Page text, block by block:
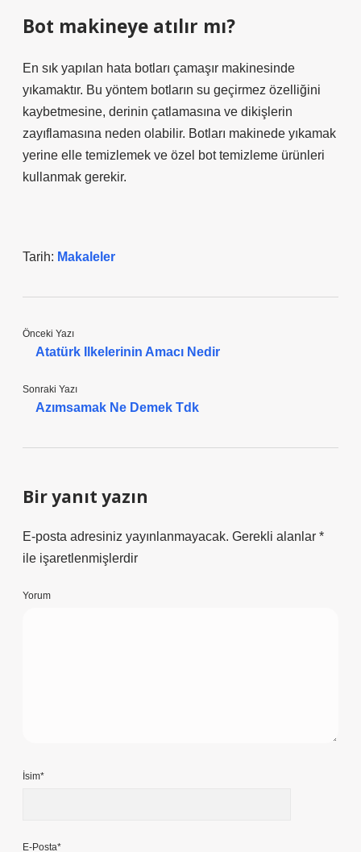
Bot makineye atılır mı?
En sık yapılan hata botları çamaşır makinesinde
yıkamaktır. Bu yöntem botların su geçirmez özelliğini
kaybetmesine, derinin çatlamasına ve dikişlerin
zayıflamasına neden olabilir. Botları makinede yıkamak
yerine elle temizlemek ve özel bot temizleme ürünleri
kullanmak gerekir.
Tarih: Makaleler
Önceki Yazı
Atatürk Ilkelerinin Amacı Nedir
Sonraki Yazı
Azımsamak Ne Demek Tdk
Bir yanıt yazın
E-posta adresiniz yayınlanmayacak. Gerekli alanlar *
ile işaretlenmişlerdir
Yorum
İsim*
E-Posta*